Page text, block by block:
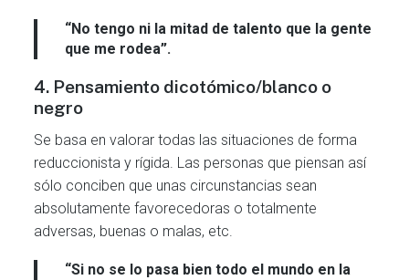
“No tengo ni la mitad de talento que la gente
que me rodea”.
4. Pensamiento dicotómico/blanco o
negro
Se basa en valorar todas las situaciones de forma
reduccionista y rígida. Las personas que piensan así
sólo conciben que unas circunstancias sean
absolutamente favorecedoras o totalmente
adversas, buenas o malas, etc.
“Si no se lo pasa bien todo el mundo en la